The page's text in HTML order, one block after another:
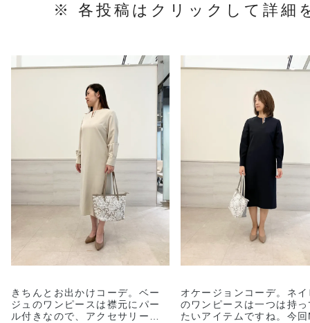
※ 各投稿はクリックして詳細
きちんとお出かけコーデ。ベー
ジュのワンピースは襟元にパー
ル付きなので、アクセサリー要
オケージョンコーデ。ネ
のワンピースは一つは持
たいアイテムですね。今